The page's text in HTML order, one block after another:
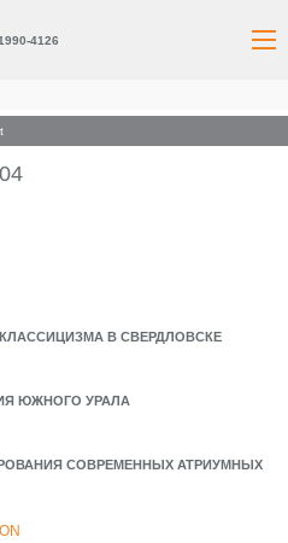
4126
В СВЕРДЛОВСКЕ
ЮЖНОГО УРАЛА
СОВРЕМЕННЫХ АТРИУМНЫХ